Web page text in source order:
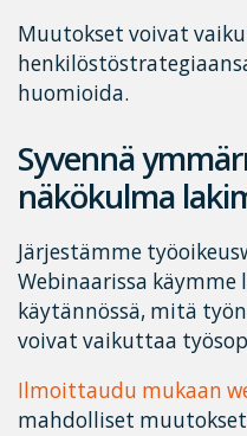
Muutokset voivat
huomioida.
Syvennä
näkökulma
Järjestämme
Webinaarissa
käytännössä, mitä
voivat vaikuttaa
Ilmoittaudu mukaan
mahdolliset